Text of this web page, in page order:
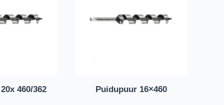
460/362 Puidupuur 16×460